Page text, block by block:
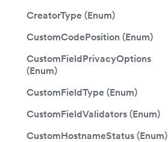
CreatorType (Enum)
CustomCodePosition (Enum)
CustomFieldPrivacyOptions
(Enum)
CustomFieldType (Enum)
CustomFieldValidators (Enum)
CustomHostnameStatus (Enum)